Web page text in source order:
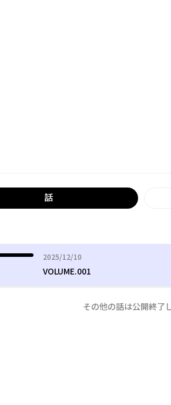
話
2025/12/10
2025年12月10日
VOLUME.001
その他の話は公開終了